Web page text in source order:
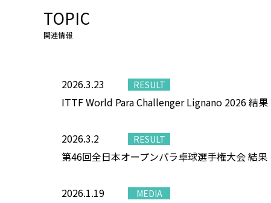
TOPIC
関連情報
2026.3.23 RESULT
ITTF World Para Challenger Lignano 2026 結果
2026.3.2 RESULT
第46回全日本オープンパラ卓球選手権大会 結果
2026.1.19 MEDIA